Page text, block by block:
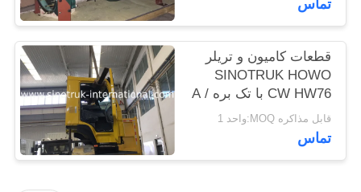
تماس
قطعات کامیون و تریلر
SINOTRUK HOWO
CW HW76 با تک بره A /
C
قابل مذاکره MOQ:واحد 1
تماس